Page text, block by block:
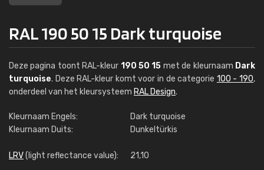
RAL 190 50 15 Dark turquoise
Deze pagina toont RAL-kleur 190 50 15 met de kleurnaam Dark
turquoise. Deze RAL-kleur komt voor in de categorie 100 - 190,
onderdeel van het kleursysteem RAL Design.
Kleurnaam Engels:
Dark turquoise
Kleurnaam Duits:
Dunkeltürkis
LRV(light reflectance value): 21,10